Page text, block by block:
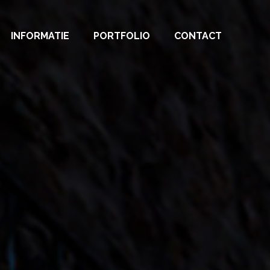
INFORMATIE PORTFOLIO CONTACT